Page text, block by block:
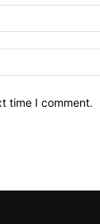
time I comment.